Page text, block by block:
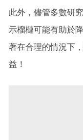
此外，儘管多數研
示榴槤可能有助於
著在合理的情況下
益！